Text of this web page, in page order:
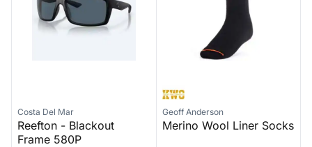
Costa Del Mar
Reefton - Blackout
Frame 580P
Geoff Anderson
Merino Wool Liner Socks